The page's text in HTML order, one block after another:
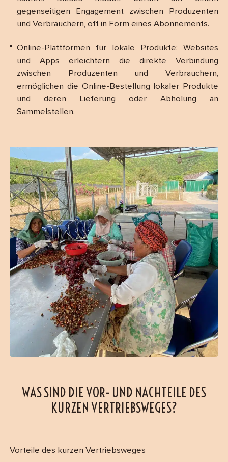
gegenseitigen Engagement zwischen Produzenten
und Verbrauchern, oft in Form eines Abonnements.
Online-Plattformen für lokale Produkte: Websites
und Apps erleichtern die direkte Verbindung
zwischen Produzenten und Verbrauchern,
ermöglichen die Online-Bestellung lokaler Produkte
und deren Lieferung oder Abholung an
Sammelstellen.
WAS SIND DIE VOR- UND NACHTEILE DES
KURZEN VERTRIEBSWEGES?
Vorteile des kurzen Vertriebsweges